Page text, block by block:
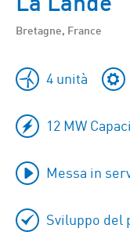
Bretagne, France
4 unità
12 MW
Messa in
Sviluppo del